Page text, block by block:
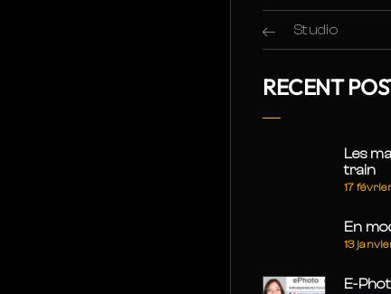
Studio
RECENT
Les
train
17
En
13
E-